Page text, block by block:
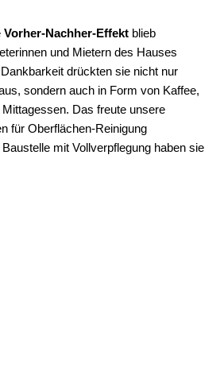
Vorher-Nachher-Effekt blieb
und Mietern des Hauses
drückten sie nicht nur
sondern auch in Form von Kaffee,
Das freute unsere
für Oberflächen-Reinigung
mit Vollverpflegung haben sie